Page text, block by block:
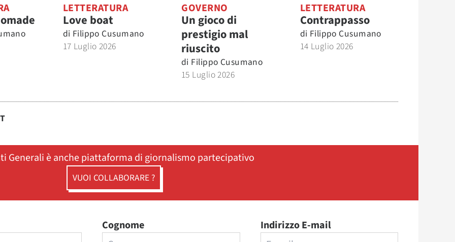
LETTERATURA
Love boat
di Filippo Cusumano
17 Luglio 2026
GOVERNO
Un gioco di
prestigio mal
riuscito
di Filippo Cusumano
15 Luglio 2026
LETTERATURA
Contrappasso
di Filippo Cusumano
14 Luglio 2026
Generali è anche piattaforma di giornalismo partecipativo
VUOI COLLABORARE ?
Cognome Indirizzo E-mail